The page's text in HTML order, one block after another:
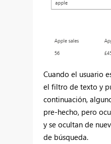
Cuando el usuario
el filtro de texto y
continuación,
pre-hecho, pero
y se ocultan de
de búsqueda.